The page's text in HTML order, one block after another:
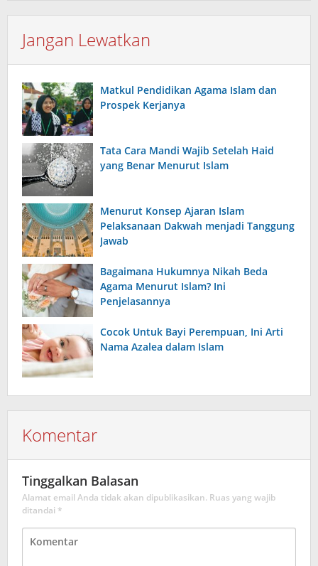
Jangan Lewatkan
Matkul Pendidikan Agama Islam dan
Prospek Kerjanya
Tata Cara Mandi Wajib Setelah Haid
yang Benar Menurut Islam
Menurut Konsep Ajaran Islam
Pelaksanaan Dakwah menjadi Tanggung
Jawab
Bagaimana Hukumnya Nikah Beda
Agama Menurut Islam? Ini
Penjelasannya
Cocok Untuk Bayi Perempuan, Ini Arti
Nama Azalea dalam Islam
Komentar
Tinggalkan Balasan
Alamat email Anda tidak akan dipublikasikan. Ruas yang wajib
ditandai *